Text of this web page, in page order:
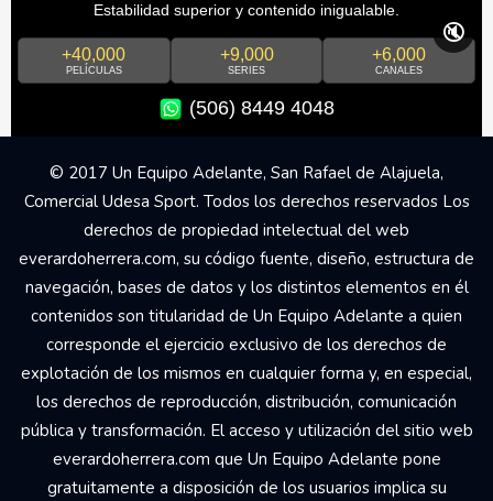
Estabilidad superior y contenido inigualable.
+40,000
PELÍCULAS
+9,000
SERIES
+6,000
CANALES
(506) 8449 4048
🔇
© 2017 Un Equipo Adelante, San Rafael de Alajuela,
Comercial Udesa Sport. Todos los derechos reservados Los
derechos de propiedad intelectual del web
everardoherrera.com, su código fuente, diseño, estructura de
navegación, bases de datos y los distintos elementos en él
contenidos son titularidad de Un Equipo Adelante a quien
corresponde el ejercicio exclusivo de los derechos de
explotación de los mismos en cualquier forma y, en especial,
los derechos de reproducción, distribución, comunicación
pública y transformación. El acceso y utilización del sitio web
everardoherrera.com que Un Equipo Adelante pone
gratuitamente a disposición de los usuarios implica su